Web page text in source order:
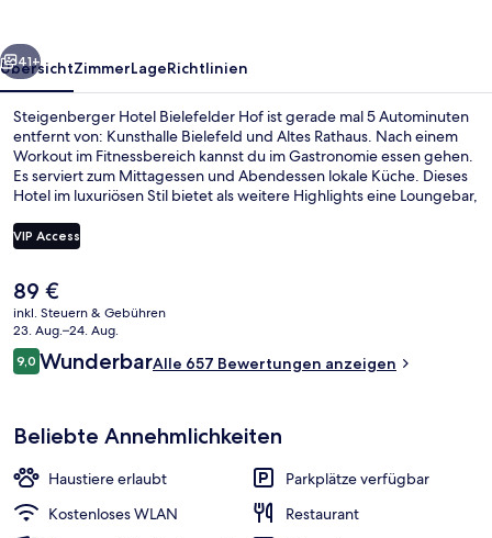
Weiter
41+
ÜbersichtZimmerLageRichtlinien
Steigenberger Hotel Bielefelder Hof ist gerade mal 5 Autominuten
entfernt von: Kunsthalle Bielefeld und Altes Rathaus. Nach einem
Workout im Fitnessbereich kannst du im Gastronomie essen gehen.
Es serviert zum Mittagessen und Abendessen lokale Küche. Dieses
Hotel im luxuriösen Stil bietet als weitere Highlights eine Loungebar,
Gutes über das hilfsbereite Personal zu berichten. Die Unterkunft ist
nur einen kurzen Fußmarsch von den öffentlichen Verkehrsmitteln
VIP Access
Der
aktuelle
Preis
beträgt
89 €.
89 €
inkl. Steuern & Gebühren
23. Aug.–24. Aug.
Bewertungen
9,09,0 von 10.
WunderbarAlle 657 Bewertungen anzeigen
Beliebte Annehmlichkeiten
Haustiere erlaubt
Parkplätze verfügbar
Kostenloses WLAN
Restaurant